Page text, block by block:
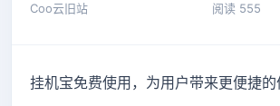
Coo云旧站
阅读 555
挂机宝免费使用，为用户带来更便捷的